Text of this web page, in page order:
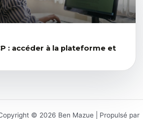
: accéder à la plateforme et
© 2026 Ben Mazue | Propulsé par